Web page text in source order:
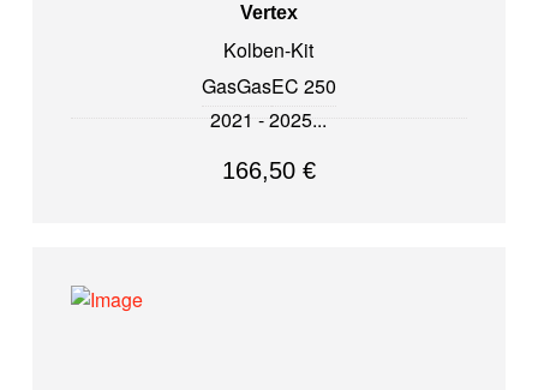
Vertex
Kolben-Kit
GasGasEC 250
2021 - 2025
166,50 €